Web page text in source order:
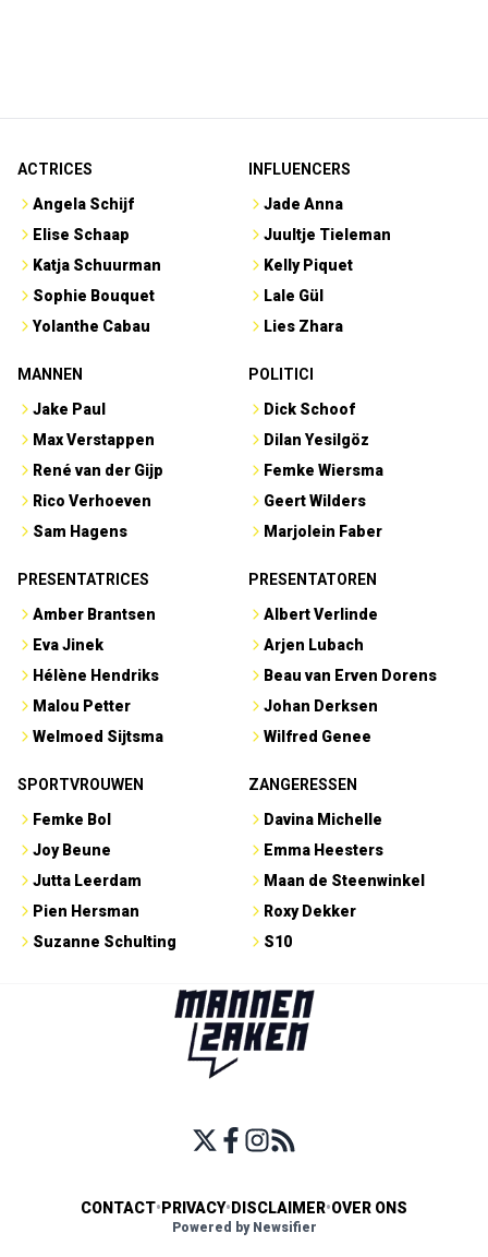
ACTRICES
Angela Schijf
Elise Schaap
Katja Schuurman
Sophie Bouquet
Yolanthe Cabau
INFLUENCERS
Jade Anna
Juultje Tieleman
Kelly Piquet
Lale Gül
Lies Zhara
MANNEN
Jake Paul
Max Verstappen
René van der Gijp
Rico Verhoeven
Sam Hagens
POLITICI
Dick Schoof
Dilan Yesilgöz
Femke Wiersma
Geert Wilders
Marjolein Faber
PRESENTATRICES
Amber Brantsen
Eva Jinek
Hélène Hendriks
Malou Petter
Welmoed Sijtsma
PRESENTATOREN
Albert Verlinde
Arjen Lubach
Beau van Erven Dorens
Johan Derksen
Wilfred Genee
SPORTVROUWEN
Femke Bol
Joy Beune
Jutta Leerdam
Pien Hersman
Suzanne Schulting
ZANGERESSEN
Davina Michelle
Emma Heesters
Maan de Steenwinkel
Roxy Dekker
S10
CONTACT• PRIVACY• DISCLAIMER•OVER ONS
Powered by Newsifier